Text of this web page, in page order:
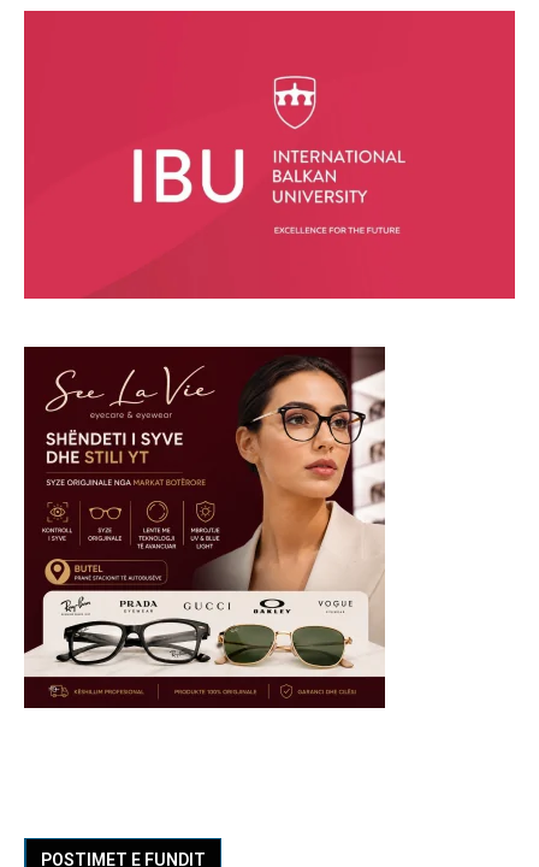
POSTIMET E FUNDIT